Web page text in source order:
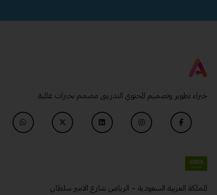
خبراء تطوير وتصميم المحتوي التدريبى مصمم بخبرات عالمية
المملكة العربية السعودية – الرياض شارع الامير سلطان